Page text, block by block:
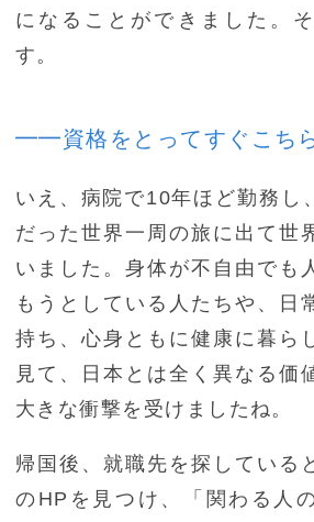
になることができました。
す。
━━資格をとってすぐこち
いえ、病院で10年ほど勤務し
だった世界一周の旅に出て世
いました。身体が不自由でも
もうとしている人たちや、日
持ち、心身ともに健康に暮ら
見て、日本とは全く異なる価
大きな衝撃を受けましたね。
帰国後、就職先を探している
のHPを見つけ、「関わる人